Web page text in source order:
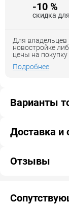
-10 %
скидка
Для владельцев
новостройке
цены на покупку
Подробнее
Варианты
Доставка и
Отзывы